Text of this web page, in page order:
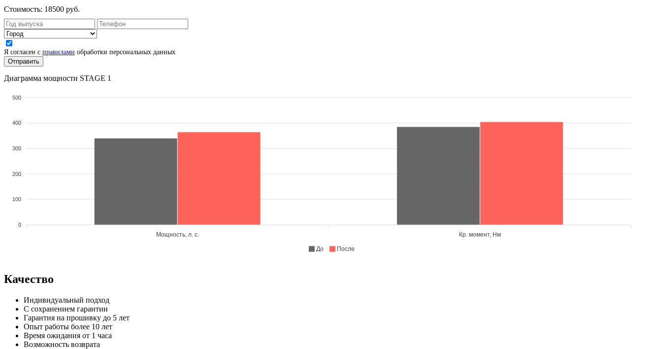
Стоимость: 18500 руб.
Я согласен с правилами обработки персональных данных
Диаграмма мощности STAGE 1
500
400
300
200
100
0
Мощность, л. с. Кр. момент, Нм
До После
Качество
Индивидуальный подход
С сохранением гарантии
Гарантия на прошивку до 5 лет
Опыт работы более 10 лет
Время ожидания от 1 часа
Возможность возврата